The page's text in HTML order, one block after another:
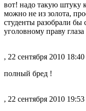
вот! надо такую штуку
можно не из золота,
студенты разобрали бы
уголовному праву
, 22 сентября 2010 18:40
полный бред !
, 22 сентября 2010 19:53